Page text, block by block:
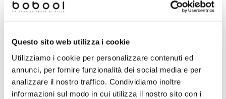
Questo sito web utilizza i cookie
Utilizziamo i cookie per personalizzare contenuti ed
annunci, per fornire funzionalità dei social media e per
analizzare il nostro traffico. Condividiamo inoltre
informazioni sul modo in cui utilizza il nostro sito con i